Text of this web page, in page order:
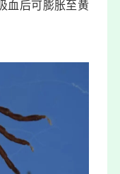
血后可膨胀至黄